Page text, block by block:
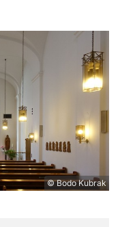
© Bodo Kubrak